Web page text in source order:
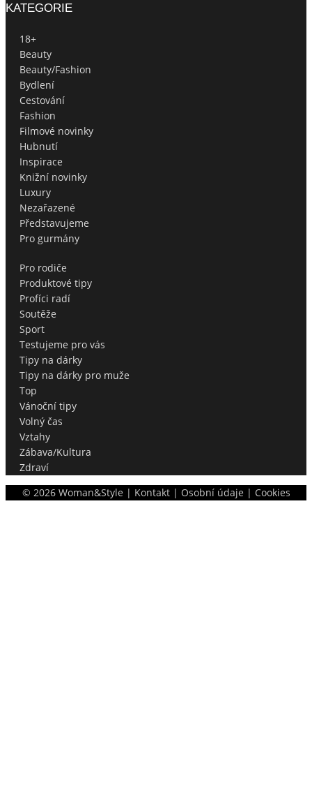
KATEGORIE
18+
Beauty
Beauty/Fashion
Bydlení
Cestování
Fashion
Filmové novinky
Hubnutí
Inspirace
Knižní novinky
Luxury
Nezařazené
Představujeme
Pro gurmány
Pro rodiče
Produktové tipy
Profíci radí
Soutěže
Sport
Testujeme pro vás
Tipy na dárky
Tipy na dárky pro muže
Top
Vánoční tipy
Volný čas
Vztahy
Zábava/Kultura
Zdraví
© 2026Woman&Style | Kontakt| Osobní údaje | Cookies